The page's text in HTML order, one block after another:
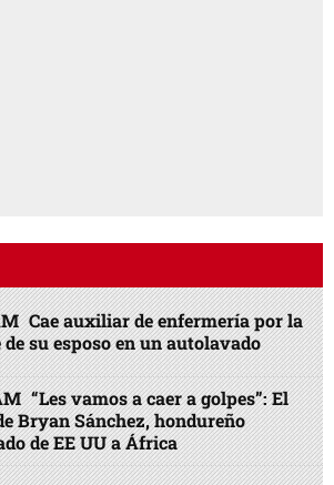
Cae auxiliar de enfermería por la
su esposo en un autolavado
“Les vamos a caer a golpes”: El
Bryan Sánchez, hondureño
de EE UU a África